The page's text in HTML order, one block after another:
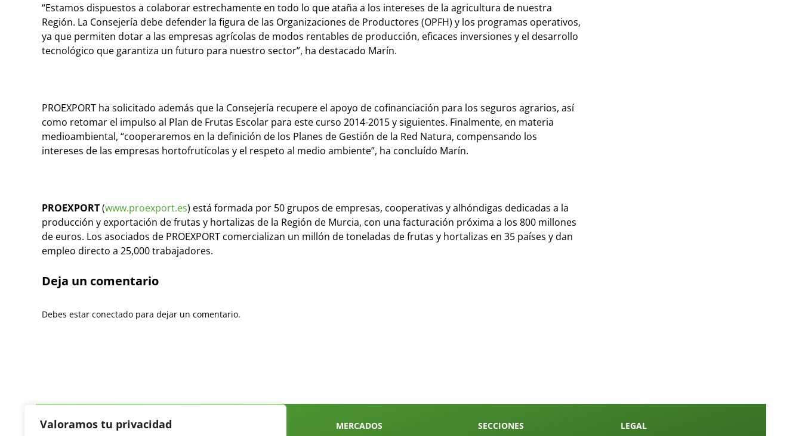
Valoramos tu privacidad
“Estamos dispuestos a colaborar estrechamente en todo lo que ataña a los intereses de la agricultura de nuestra
Región. La Consejería debe defender la figura de las Organizaciones de Productores (OPFH) y los programas operativos,
ya que permiten dotar a las empresas agrícolas de modos rentables de producción, eficaces inversiones y el desarrollo
tecnológico que garantiza un futuro para nuestro sector”, ha destacado Marín.
PROEXPORT ha solicitado además que la Consejería recupere el apoyo de cofinanciación para los seguros agrarios, así
como retomar el impulso al Plan de Frutas Escolar para este curso 2014-2015 y siguientes. Finalmente, en materia
medioambiental, “cooperaremos en la definición de los Planes de Gestión de la Red Natura, compensando los
intereses de las empresas hortofrutícolas y el respeto al medio ambiente”, ha concluído Marín.
PROEXPORT(www.proexport.es) está formada por 50 grupos de empresas, cooperativas y alhóndigas dedicadas a la
producción y exportación de frutas y hortalizas de la Región de Murcia, con una facturación próxima a los 800 millones
de euros. Los asociados de PROEXPORT comercializan un millón de toneladas de frutas y hortalizas en 35 países y dan
empleo directo a 25,000 trabajadores.
Deja un comentario
Debes estar conectado para dejar un comentario.
MERCADOS
SECCIONES
LEGAL